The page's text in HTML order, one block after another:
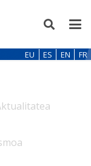
EU ES EN FR